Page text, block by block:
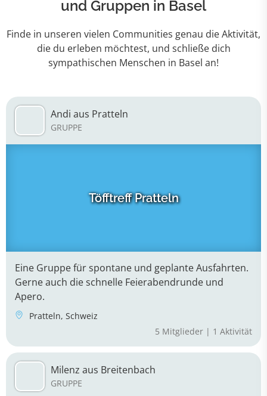
und Gruppen in Basel
Finde in unseren vielen Communities genau die Aktivität,
die du erleben möchtest, und schließe dich
sympathischen Menschen in Basel an!